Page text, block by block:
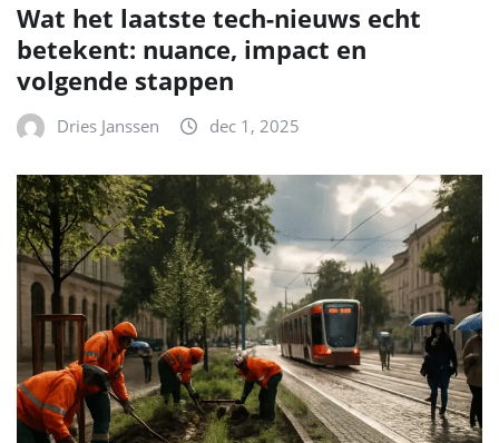
Wat het laatste tech-nieuws echt
betekent: nuance, impact en
volgende stappen
Dries Janssen dec 1, 2025